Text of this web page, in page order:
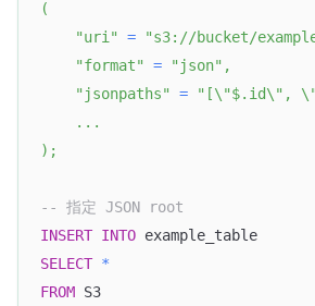
(
"uri"
= "s3://bucket/
"format"
= "json" ,
"jsonpaths"
= "[\"$.id\",
. . .
) ;
-- 指定 JSON root
INSERT INTO example_table
SELECT *
FROM S3